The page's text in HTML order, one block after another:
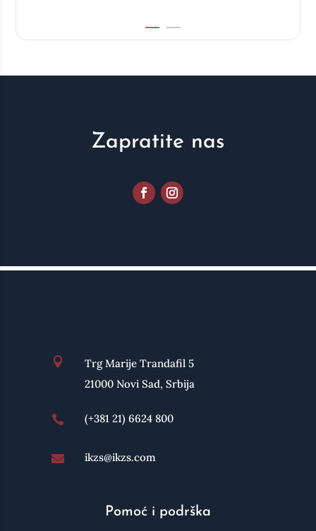
Zapratite nas

Trg Marije Trandafil 5
21000 Novi Sad, Srbija
 (+381 21) 6624 800
 ikzs@ikzs.com
Pomoć i podrška